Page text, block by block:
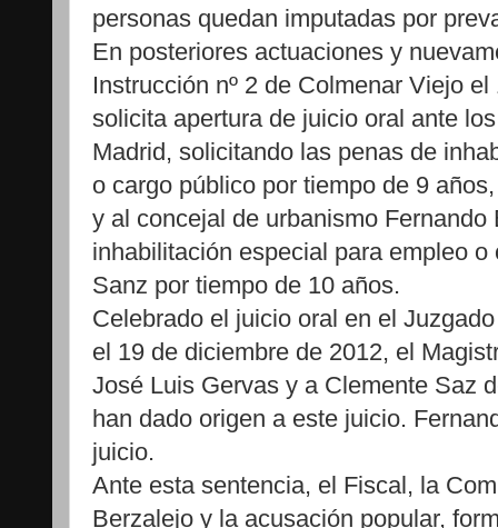
personas quedan imputadas por
En posteriores actuaciones y
Instrucción nº 2 de Colmenar Viejo
solicita apertura de juicio oral ante
Madrid, solicitando las penas de
o cargo público por tiempo de 9
y al concejal de urbanismo
inhabilitación especial para empleo
Sanz por tiempo de 10 años.
Celebrado el juicio oral en el
el 19 de diciembre de 2012, el
José Luis Gervas y a Clemente Saz
han dado origen a este juicio.
juicio.
Ante esta sentencia, el Fiscal, la
Berzalejo y la acusación popular,